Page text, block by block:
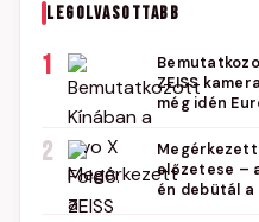
LEGOLVASOTTABB
1
ZEISS
még idén
2
előzetese –
én debütál a